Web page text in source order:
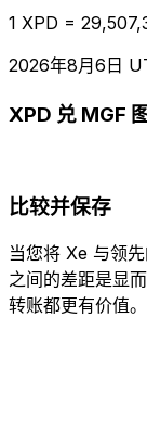
1 XPD =
2026年8月6日
XPD 兑 MGF
比较并保存
当您将 Xe 与领
之间的差距是显
转账都更有价值。